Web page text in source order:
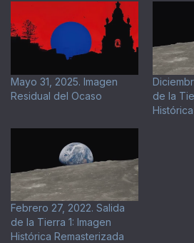
Mayo 31, 2025. Imagen
Residual del Ocaso
de la
Febrero 27, 2022. Salida
de la Tierra 1: Imagen
Histórica Remasterizada